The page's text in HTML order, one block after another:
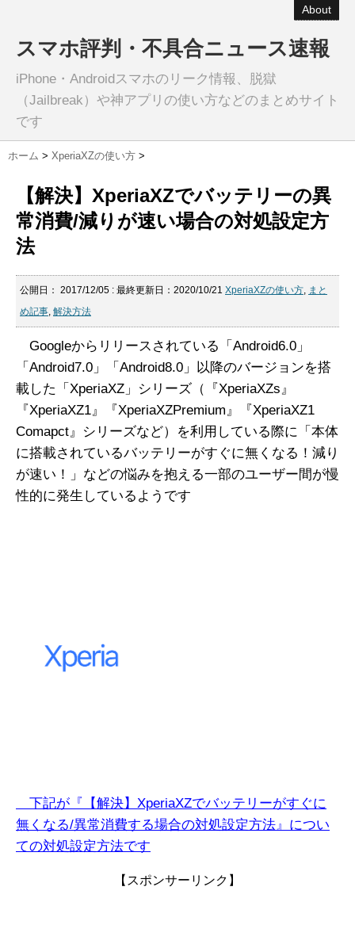
About
スマホ評判・不具合ニュース速報
iPhone・Androidスマホのリーク情報、脱獄
（Jailbreak）や神アプリの使い方などのまとめサイト
です
ホーム > XperiaXZの使い方 >
【解決】XperiaXZでバッテリーの異
常消費/減りが速い場合の対処設定方
法
公開日： 2017/12/05 : 最終更新日：2020/10/21 XperiaXZの使い方, まと
め記事, 解決方法
Googleからリリースされている「Android6.0」
「Android7.0」「Android8.0」以降のバージョンを搭
載した「XperiaXZ」シリーズ（『XperiaXZs』
『XperiaXZ1』『XperiaXZPremium』『XperiaXZ1
Comapct』シリーズなど）を利用している際に「本体
に搭載されているバッテリーがすぐに無くなる！減り
が速い！」などの悩みを抱える一部のユーザー間が慢
性的に発生しているようです
下記が『【解決】XperiaXZでバッテリーがすぐに
無くなる/異常消費する場合の対処設定方法』につい
ての対処設定方法です
【スポンサーリンク】